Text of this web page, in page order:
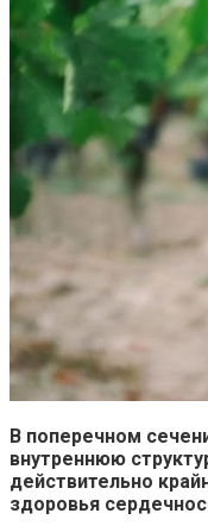
В поперечном
внутреннюю
действительно
здоровья